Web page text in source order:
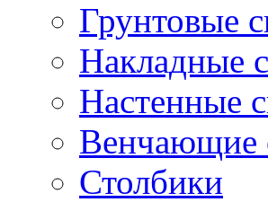
Грунтовые
Накладные
Настенные
Венчающие
Столбики